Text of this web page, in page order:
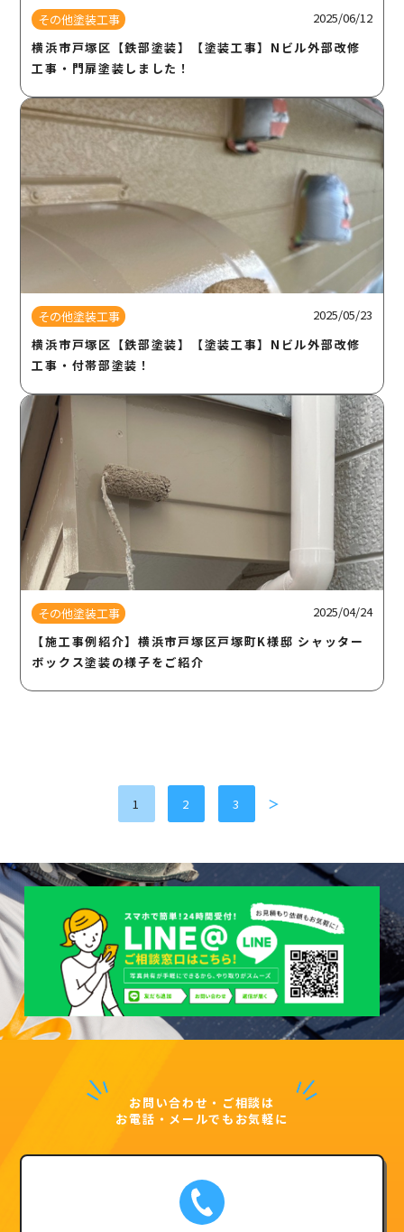
その他塗装工事
2025/06/12
横浜市戸塚区【鉄部塗装】【塗装工事】Nビル外部改修
工事・門扉塗装しました！
その他塗装工事
2025/05/23
横浜市戸塚区【鉄部塗装】【塗装工事】Nビル外部改修
工事・付帯部塗装！
その他塗装工事
2025/04/24
【施工事例紹介】横浜市戸塚区戸塚町K様邸 シャッター
ボックス塗装の様子をご紹介
1 2 3 ＞
お問い合わせ・ご相談は
お電話・メールでもお気軽に